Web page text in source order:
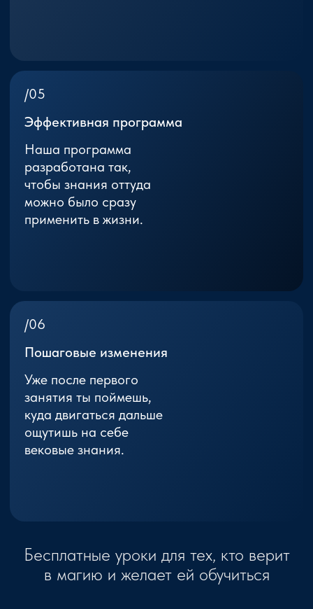
Сообщество
А также:
Авторский урок для начинающих
: “Как правильно использовать
магию Рун?”.
помогут улучшить
важные для тебя
сферы жизни